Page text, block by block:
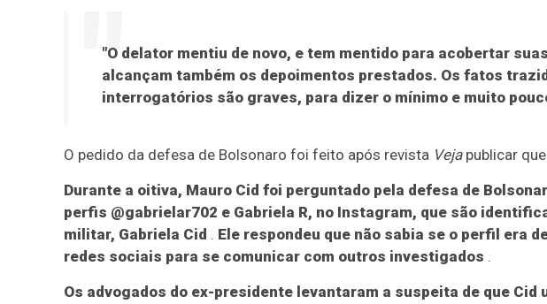
"O delator mentiu de novo, e tem mentido para acobertar
alcançam também os depoimentos prestados. Os fatos
interrogatórios são graves, para dizer o mínimo e muito
O pedido da defesa de Bolsonaro foi feito após revista Vejapublicar
Durante a oitiva, Mauro Cid foi perguntado pela defesa de
perfis @gabrielar702 e Gabriela R, no Instagram, que são
militar, Gabriela Cid . Ele respondeu que não sabia se o perfil era
redes sociais para se comunicar com outros investigados .
Os advogados do ex-presidente levantaram a suspeita de que